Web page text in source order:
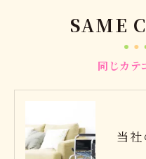
同じカテ
SAME
当